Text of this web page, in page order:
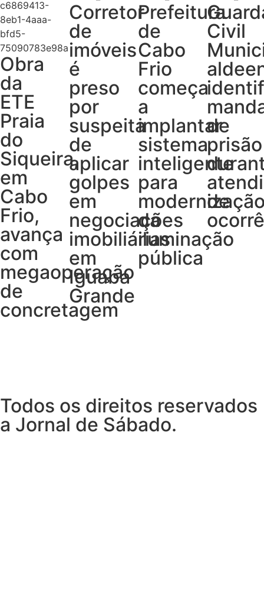
Obra
da
ETE
Praia
do
Siqueira,
em
Cabo
Frio,
avança
com
megaoperação
de
concretagem
Corretor
de
imóveis
é
preso
por
suspeita
de
aplicar
golpes
em
negociações
imobiliárias
em
Iguaba
Grande
Prefeitura
de
Cabo
Frio
começa
a
implantar
sistema
inteligente
para
da
iluminação
pública
Civil
de
prisão
de
Todos os direitos reservados
a Jornal de Sábado.